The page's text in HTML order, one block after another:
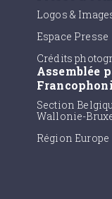
Logos &
Espace Presse
Crédits
Assemblée
Section
Wallonie-
Région Europe